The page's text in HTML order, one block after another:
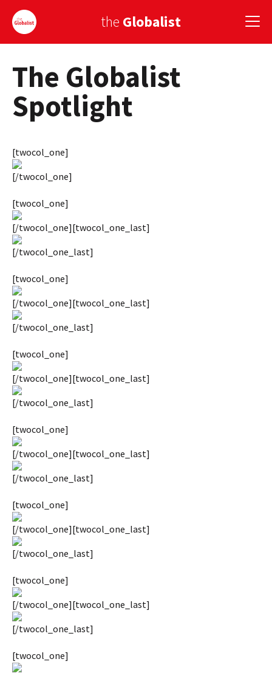
the Globalist
Sign Up
EUROPE
ASIA
GLOBAL PAIRINGS
GLOBALISM
GLOBAL CUISINE
The Globalist
Spotlight
[twocol_one]
[/twocol_one]
[twocol_one]
[/twocol_one][twocol_one_last]
[/twocol_one_last]
[twocol_one]
[/twocol_one][twocol_one_last]
[/twocol_one_last]
[twocol_one]
[/twocol_one][twocol_one_last]
[/twocol_one_last]
[twocol_one]
[/twocol_one][twocol_one_last]
[/twocol_one_last]
[twocol_one]
[/twocol_one][twocol_one_last]
[/twocol_one_last]
[twocol_one]
[/twocol_one][twocol_one_last]
[/twocol_one_last]
[twocol_one]